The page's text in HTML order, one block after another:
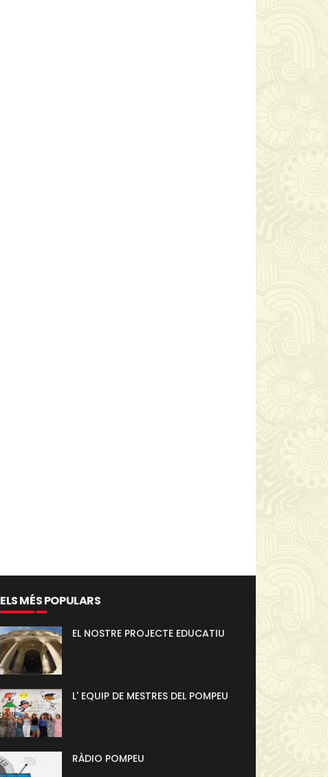
ELS MÉS POPULARS
EL NOSTRE PROJECTE EDUCATIU
L' EQUIP DE MESTRES DEL POMPEU
RÀDIO POMPEU